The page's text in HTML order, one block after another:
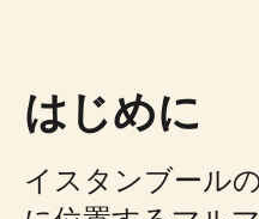
はじめに
イスタンブール